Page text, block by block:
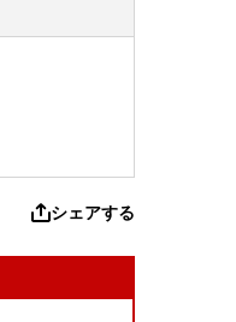
シェアする